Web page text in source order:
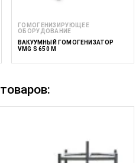
ГОМОГЕНИЗИРУЮЩЕЕ
ОБОРУДОВАНИЕ
ВАКУУМНЫЙ ГОМОГЕНИЗАТОР
VMG S 650 M